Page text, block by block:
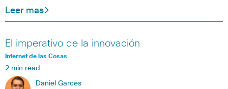
Leer mas
El imperativo de la innovación
Internet de las Cosas
2 min read
Daniel Garces